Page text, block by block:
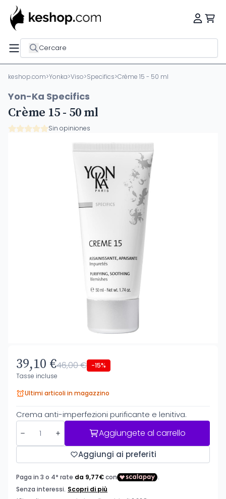
Cercare
keshop.com>Yonka>Viso>Specifics>Crème 15 - 50 ml
Yon-Ka Specifics
Crème 15 - 50 ml
Sin opiniones
39,10 €46,00 € -15%
Tasse incluse
Ultimi articoli in magazzino
Crema anti-imperfezioni purificante e lenitiva.
Aggiungete al carrello
Aggiungi ai preferiti